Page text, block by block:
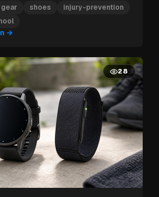
und warnt dich, bevor
Verletzung wird.
gear shoes
injury-prevention
→
28